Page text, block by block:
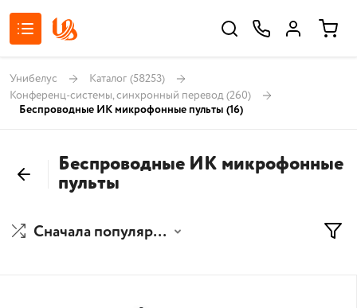
Унибелус Каталог (58253)
Конференц-системы, синхронный перевод (260)
Беспроводные ИК микрофонные пульты (16)
Беспроводные ИК микрофонные
пульты
Сначала популярные